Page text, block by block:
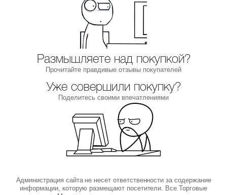
Размышляете над покупкой?
Прочитайте правдивые отзывы покупателей
Уже совершили покупку?
Поделитесь своими впечатлениями
Администрация сайта не несет ответственности за содержание
информации, которую размещают посетители. Все Торговые